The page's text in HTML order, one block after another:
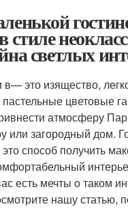
стиле
светлых
это изящество,
пастельные цветовые
атмосферу
или загородный дом.
способ получить
есть мечты о таком
нашу статью,